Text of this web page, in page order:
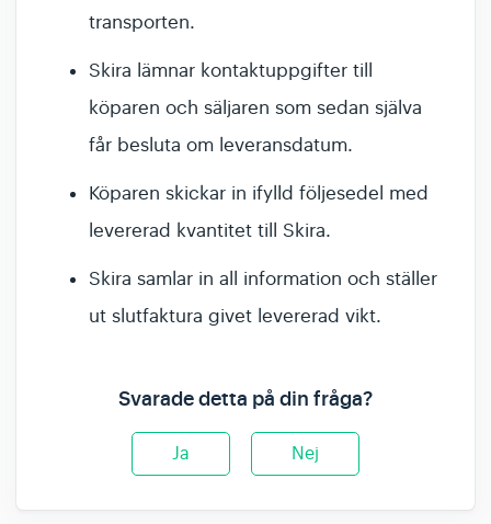
transporten.
Skira lämnar kontaktuppgifter till
köparen och säljaren som sedan själva
får besluta om leveransdatum.
Köparen skickar in ifylld följesedel med
levererad kvantitet till Skira.
Skira samlar in all information och ställer
ut slutfaktura givet levererad vikt.
Svarade detta på din fråga?
Ja Nej